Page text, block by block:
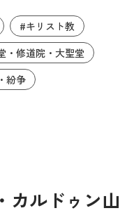
聖ソフィア聖堂はキ
ラフ賢公によって建
ロシア各地の聖堂建
ア聖堂の母」と呼ば
チェルーシク大修道
した。13世紀にモン
#キリスト教
・修道院・大聖堂
紛争
カルドゥン山